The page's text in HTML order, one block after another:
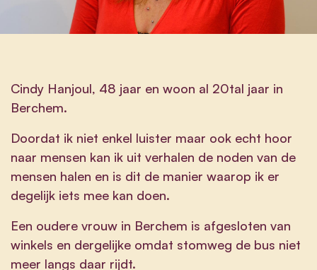
Cindy Hanjoul, 48 jaar en woon al 20tal jaar in
Berchem.
Doordat ik niet enkel luister maar ook echt hoor
naar mensen kan ik uit verhalen de noden van de
mensen halen en is dit de manier waarop ik er
degelijk iets mee kan doen.
Een oudere vrouw in Berchem is afgesloten van
winkels en dergelijke omdat stomweg de bus niet
meer langs daar rijdt.